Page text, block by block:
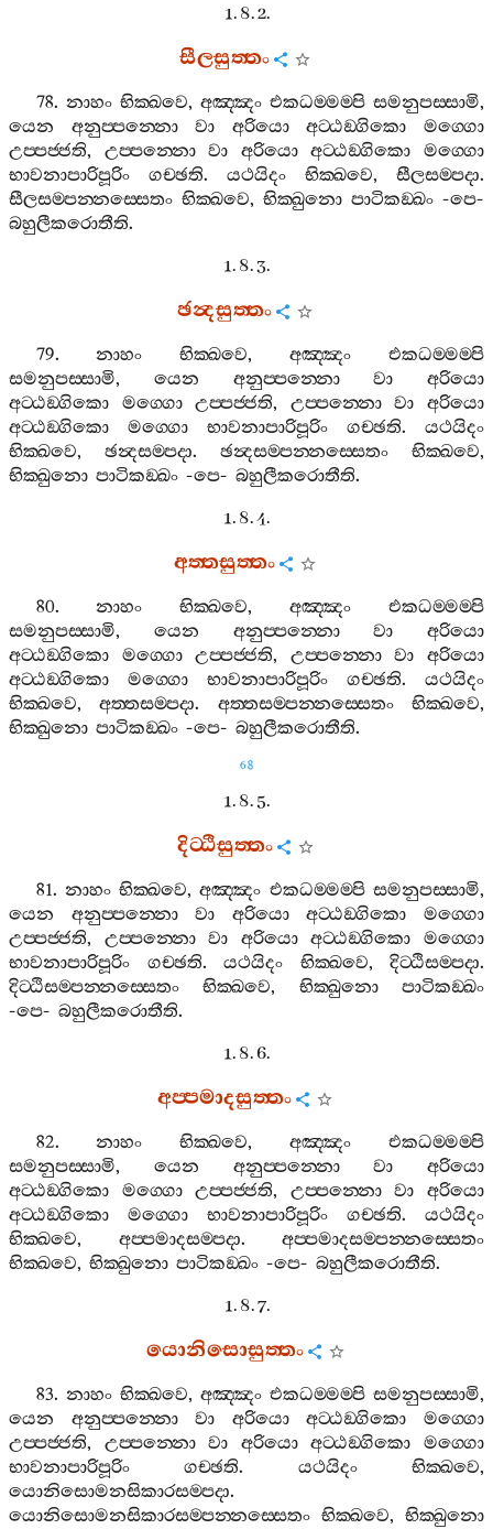
1. 8. 2.
සීලසුත‍්තං
78. නාහං භික‍්ඛවෙ, අඤ‍්ඤං එකධම‍්මම‍්පි සමනුපස‍්සාමි,
යෙන
අනුප‍්පන‍්නො වා අරියො අට‍්ඨඞ‍්ගිකො
මග‍්ගො
උප‍්පජ‍්ජති, උප‍්පන‍්නො වා අරියො අට‍්ඨඞ‍්ගිකො
මග‍්ගො
භාවනාපාරිපූරිං
ගච‍්ඡති. යථයිදං භික‍්ඛවෙ, සීලසම‍්පදා.
සීලසම‍්පන‍්නස‍්සෙතං භික‍්ඛවෙ, භික‍්ඛුනො පාටිකඞ‍්ඛං -පෙ-
බහුලීකරොතීති.
1. 8. 3.
ඡන්‍දසුත‍්තං
79.නාහං භික‍්ඛවෙ,අඤ‍්ඤං
එකධම‍්මම‍්පි
සමනුපස‍්සාමි, යෙන අනුප‍්පන‍්නො වා
අරියො
අට‍්ඨඞ‍්ගිකො
මග‍්ගො උප‍්පජ‍්ජති, උප‍්පන‍්නො වා
අරියො
අට‍්ඨඞ‍්ගිකො
මග‍්ගො භාවනාපාරිපූරිං ගච‍්ඡති. යථයිදං
භික‍්ඛවෙ, ඡන්‍දසම‍්පදා. ඡන්‍දසම‍්පන‍්නස‍්සෙතං භික‍්ඛවෙ,
භික‍්ඛුනො පාටිකඞ‍්ඛං -පෙ- බහුලීකරොතීති.
1. 8. 4.
අත‍්තසුත‍්තං
80.නාහං භික‍්ඛවෙ,අඤ‍්ඤං
එකධම‍්මම‍්පි
සමනුපස‍්සාමි, යෙන අනුප‍්පන‍්නො වා
අරියො
අට‍්ඨඞ‍්ගිකො
මග‍්ගො උප‍්පජ‍්ජති, උප‍්පන‍්නො වා
අරියො
අට‍්ඨඞ‍්ගිකො
මග‍්ගො භාවනාපාරිපූරිං ගච‍්ඡති. යථයිදං
භික‍්ඛවෙ,අත‍්තසම‍්පදා. අත‍්තසම‍්පන‍්නස‍්සෙතං භික‍්ඛවෙ,
භික‍්ඛුනො පාටිකඞ‍්ඛං -පෙ- බහුලීකරොතීති.
68
1. 8. 5.
දිට‍්ඨිසුත‍්තං
81. නාහං භික‍්ඛවෙ,අඤ‍්ඤං එකධම‍්මම‍්පි සමනුපස‍්සාමි,
යෙන
අනුප‍්පන‍්නො වා අරියො අට‍්ඨඞ‍්ගිකො
මග‍්ගො
උප‍්පජ‍්ජති, උප‍්පන‍්නො වා අරියො අට‍්ඨඞ‍්ගිකො
මග‍්ගො
භාවනාපාරිපූරිං
ගච‍්ඡති. යථයිදං භික‍්ඛවෙ, දිට‍්ඨිසම‍්පදා.
දිට‍්ඨිසම‍්පන‍්නස‍්සෙතං
භික‍්ඛවෙ, භික‍්ඛුනො
පාටිකඞ‍්ඛං
-පෙ- බහුලීකරොතීති.
1. 8. 6.
අප‍්පමාදසුත‍්තං
82.නාහං භික‍්ඛවෙ,අඤ‍්ඤං
එකධම‍්මම‍්පි
සමනුපස‍්සාමි, යෙන අනුප‍්පන‍්නො වා
අරියො
අට‍්ඨඞ‍්ගිකො
මග‍්ගො උප‍්පජ‍්ජති, උප‍්පන‍්නො වා
අරියො
අට‍්ඨඞ‍්ගිකො
මග‍්ගො භාවනාපාරිපූරිං ගච‍්ඡති. යථයිදං
භික‍්ඛවෙ, අප‍්පමාදසම‍්පදා. අප‍්පමාදසම‍්පන‍්නස‍්සෙතං
භික‍්ඛවෙ, භික‍්ඛුනො පාටිකඞ‍්ඛං -පෙ- බහුලීකරොතීති.
1. 8. 7.
යොනිසොසුත‍්තං
83. නාහං භික‍්ඛවෙ, අඤ‍්ඤං එකධම‍්මම‍්පි සමනුපස‍්සාමි,
යෙන
අනුප‍්පන‍්නො වා අරියො අට‍්ඨඞ‍්ගිකො
මග‍්ගො
උප‍්පජ‍්ජති, උප‍්පන‍්නො වා අරියො අට‍්ඨඞ‍්ගිකො
මග‍්ගො
භාවනාපාරිපූරිං
ගච‍්ඡති. යථයිදං භික‍්ඛවෙ,
යොනිසොමනසිකාරසම‍්පදා.
යොනිසොමනසිකාරසම‍්පන‍්නස‍්සෙතං භික‍්ඛවෙ, භික‍්ඛුනො